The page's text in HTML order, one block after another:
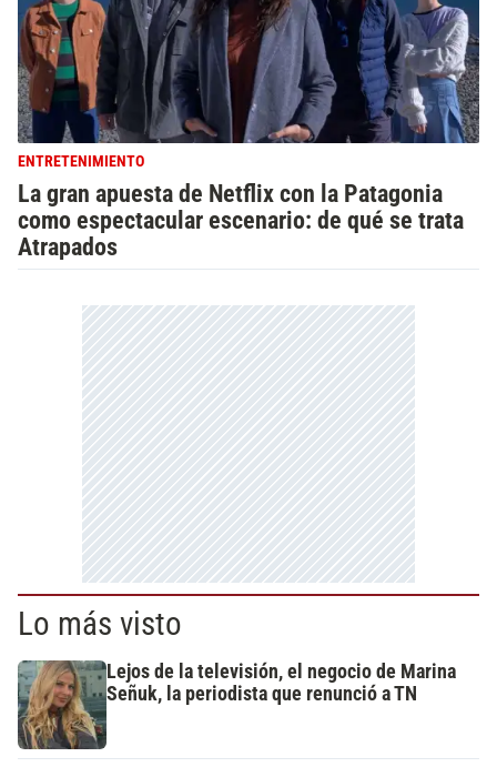
ENTRETENIMIENTO
La gran apuesta de Netflix con la Patagonia
como espectacular escenario: de qué se trata
Atrapados
Lo más visto
Lejos de la televisión, el negocio de Marina
Señuk, la periodista que renunció a TN